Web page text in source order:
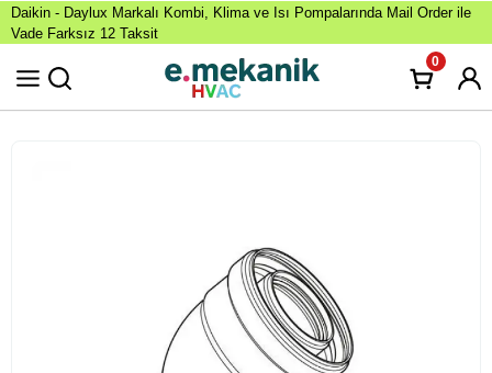
Daikin - Daylux Markalı Kombi, Klima ve Isı Pompalarında Mail Order ile
Vade Farksız 12 Taksit
0